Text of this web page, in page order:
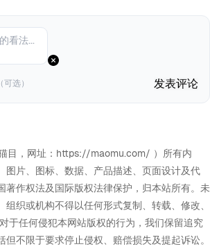
选） 发表评论
目，网址：https://maomu.com/ ）所有内
图片、图标、数据、产品描述、页面设计及代
著作权法及国际版权法律保护，归本站所有。未
组织或机构不得以任何形式复制、转载、修改、
于任何侵犯本网站版权的行为，我们保留追究
但不限于要求停止侵权、赔偿损失及提起诉讼。